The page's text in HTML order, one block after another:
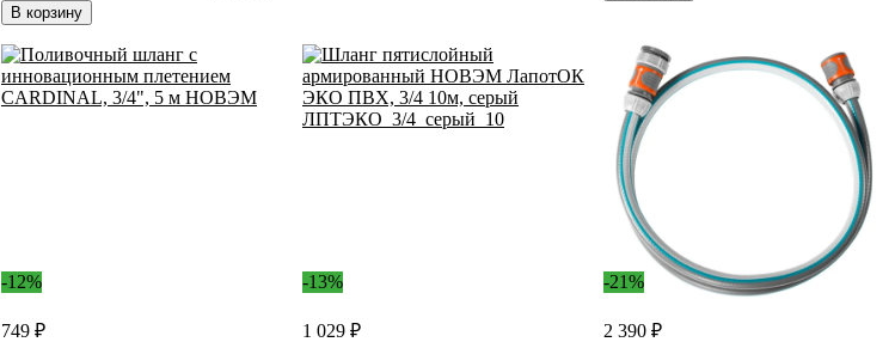
В корзину
-12%
749 ₽
-13%
1 029 ₽
-21%
2 390 ₽